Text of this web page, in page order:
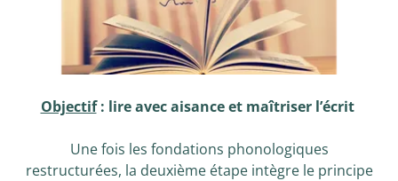
Objectif: lire avec aisance et maîtriser l’écrit
Une fois les fondations phonologiques
restructurées, la deuxième étape intègre le principe